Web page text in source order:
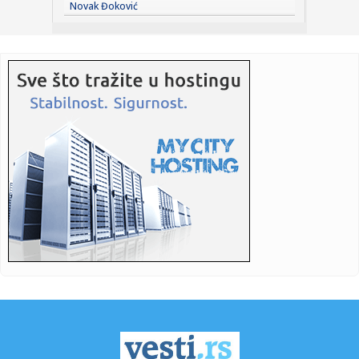
stab...
21:18: VILDOZA SE OGLASIO: „Rekao sam da nikada neću doći u
Partizan...
21:13:
21:12:Sve više Srba odustaje od peleta i prelazi na ovaj sistem
grejan...
21:10:Zašto svi kupuju ovaj Audi star 14 godina?! (Q3 2.0 TDI 177
KS S...
21:07:Vojska je upala
Orlići izgubili na samom kraju: Novi poraz kadeta, ovaj je
Novak Đoković